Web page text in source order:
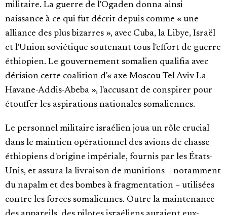
militaire. La guerre de l'Ogaden donna ainsi
naissance à ce qui fut décrit depuis comme « une
alliance des plus bizarres », avec Cuba, la Libye, Israël
et l'Union soviétique soutenant tous l'effort de guerre
éthiopien. Le gouvernement somalien qualifia avec
dérision cette coalition d'« axe Moscou-Tel Aviv-La
Havane-Addis-Abeba », l'accusant de conspirer pour
étouffer les aspirations nationales somaliennes.
Le personnel militaire israélien joua un rôle crucial
dans le maintien opérationnel des avions de chasse
éthiopiens d'origine impériale, fournis par les États-
Unis, et assura la livraison de munitions – notamment
du napalm et des bombes à fragmentation – utilisées
contre les forces somaliennes. Outre la maintenance